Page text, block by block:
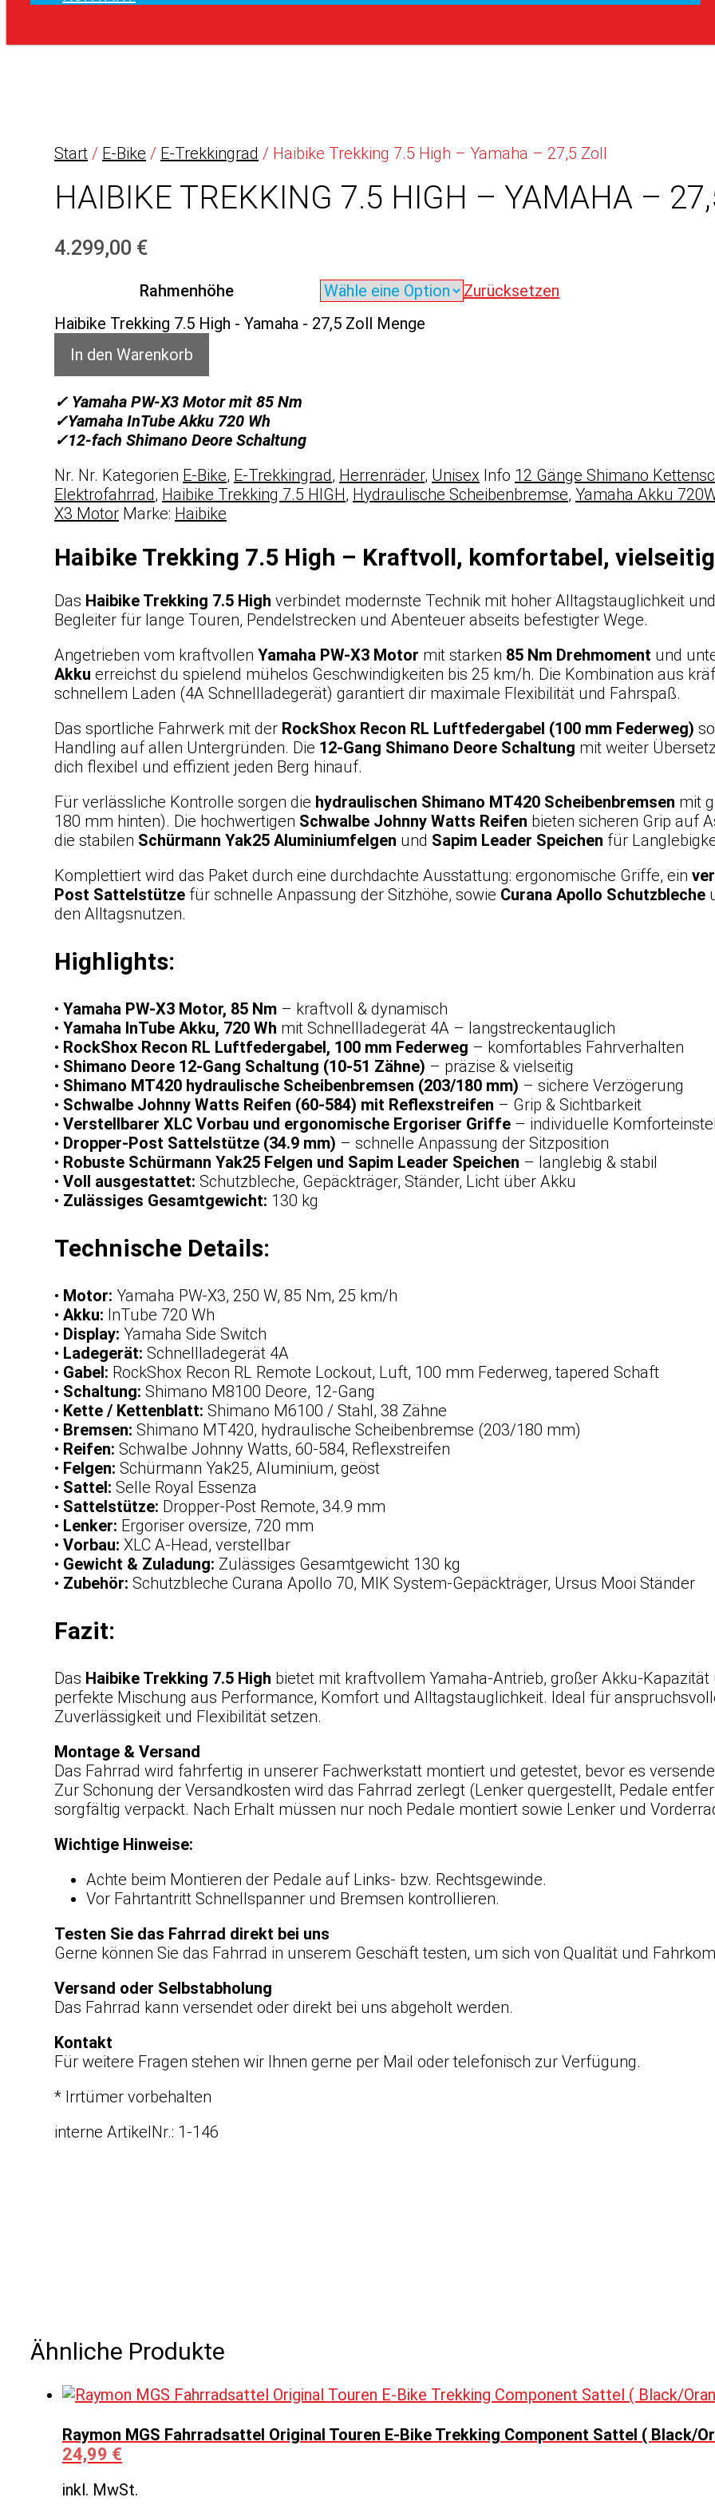
Start / E-Bike / E-Trekkingrad / Haibike Trekking 7.5 High – Yamaha – 27,5 Zoll
HAIBIKE TREKKING 7.5 HIGH – YAMAHA –
4.299,00 €
Rahmenhöhe
Zurücksetzen
Haibike Trekking 7.5 High - Yamaha - 27,5 Zoll Menge
In den Warenkorb
✓ Yamaha PW-X3 Motor mit 85 Nm
✓Yamaha InTube Akku 720 Wh
✓12-fach Shimano Deore Schaltung
Nr. Nr. Kategorien E-Bike, E-Trekkingrad, Herrenräder, Unisex Info 12 Gänge Shimano
Elektrofahrrad, Haibike Trekking 7.5 HIGH, Hydraulische Scheibenbremse, Yamaha Akku
X3 Motor Marke: Haibike
Haibike Trekking 7.5 High – Kraftvoll, komfortabel, vielseitig
Das Haibike Trekking 7.5 High verbindet modernste Technik mit hoher Alltagstauglichkeit
Begleiter für lange Touren, Pendelstrecken und Abenteuer abseits befestigter Wege.
Angetrieben vom kraftvollen Yamaha PW-X3 Motor mit starken 85 Nm Drehmoment und
Akku erreichst du spielend mühelos Geschwindigkeiten bis 25 km/h. Die Kombination aus
schnellem Laden (4A Schnellladegerät) garantiert dir maximale Flexibilität und Fahrspaß.
Das sportliche Fahrwerk mit der RockShox Recon RL Luftfedergabel (100 mm Federweg)
Handling auf allen Untergründen. Die 12-Gang Shimano Deore Schaltung mit weiter
dich flexibel und effizient jeden Berg hinauf.
Für verlässliche Kontrolle sorgen die hydraulischen Shimano MT420 Scheibenbremsen mit
180 mm hinten). Die hochwertigen Schwalbe Johnny Watts Reifen bieten sicheren Grip auf
die stabilen Schürmann Yak25 Aluminiumfelgen und Sapim Leader Speichen für
Komplettiert wird das Paket durch eine durchdachte Ausstattung: ergonomische Griffe, ein
Post Sattelstütze für schnelle Anpassung der Sitzhöhe, sowie Curana Apollo Schutzbleche
den Alltagsnutzen.
Highlights:
• Yamaha PW-X3 Motor, 85 Nm – kraftvoll & dynamisch
• Yamaha InTube Akku, 720 Wh mit Schnellladegerät 4A – langstreckentauglich
• RockShox Recon RL Luftfedergabel, 100 mm Federweg – komfortables Fahrverhalten
• Shimano Deore 12-Gang Schaltung (10-51 Zähne) – präzise & vielseitig
• Shimano MT420 hydraulische Scheibenbremsen (203/180 mm) – sichere Verzögerung
• Schwalbe Johnny Watts Reifen (60-584) mit Reflexstreifen – Grip & Sichtbarkeit
• Verstellbarer XLC Vorbau und ergonomische Ergoriser Griffe – individuelle
• Dropper-Post Sattelstütze (34.9 mm) – schnelle Anpassung der Sitzposition
• Robuste Schürmann Yak25 Felgen und Sapim Leader Speichen – langlebig & stabil
• Voll ausgestattet: Schutzbleche, Gepäckträger, Ständer, Licht über Akku
• Zulässiges Gesamtgewicht: 130 kg
Technische Details:
• Motor: Yamaha PW-X3, 250 W, 85 Nm, 25 km/h
• Akku: InTube 720 Wh
• Display: Yamaha Side Switch
• Ladegerät: Schnellladegerät 4A
• Gabel: RockShox Recon RL Remote Lockout, Luft, 100 mm Federweg, tapered Schaft
• Schaltung: Shimano M8100 Deore, 12-Gang
• Kette / Kettenblatt: Shimano M6100 / Stahl, 38 Zähne
• Bremsen: Shimano MT420, hydraulische Scheibenbremse (203/180 mm)
• Reifen: Schwalbe Johnny Watts, 60-584, Reflexstreifen
• Felgen: Schürmann Yak25, Aluminium, geöst
• Sattel: Selle Royal Essenza
• Sattelstütze: Dropper-Post Remote, 34.9 mm
• Lenker: Ergoriser oversize, 720 mm
• Vorbau: XLC A-Head, verstellbar
• Gewicht & Zuladung: Zulässiges Gesamtgewicht 130 kg
• Zubehör: Schutzbleche Curana Apollo 70, MIK System-Gepäckträger, Ursus Mooi Ständer
Fazit:
Das Haibike Trekking 7.5 High bietet mit kraftvollem Yamaha-Antrieb, großer Akku-
perfekte Mischung aus Performance, Komfort und Alltagstauglichkeit. Ideal für
Zuverlässigkeit und Flexibilität setzen.
Montage & Versand
Das Fahrrad wird fahrfertig in unserer Fachwerkstatt montiert und getestet, bevor es
Zur Schonung der Versandkosten wird das Fahrrad zerlegt (Lenker quergestellt, Pedale
sorgfältig verpackt. Nach Erhalt müssen nur noch Pedale montiert sowie Lenker und
Wichtige Hinweise:
Achte beim Montieren der Pedale auf Links- bzw. Rechtsgewinde.
Vor Fahrtantritt Schnellspanner und Bremsen kontrollieren.
Testen Sie das Fahrrad direkt bei uns
Gerne können Sie das Fahrrad in unserem Geschäft testen, um sich von Qualität und
Versand oder Selbstabholung
Das Fahrrad kann versendet oder direkt bei uns abgeholt werden.
Kontakt
Für weitere Fragen stehen wir Ihnen gerne per Mail oder telefonisch zur Verfügung.
* Irrtümer vorbehalten
interne ArtikelNr.: 1-146
Ähnliche Produkte
Raymon MGS Fahrradsattel Original Touren E-Bike Trekking Component Sattel ( Black/
24,99 €
inkl. MwSt.